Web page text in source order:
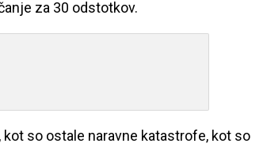
za 30 odstotkov.
so ostale naravne katastrofe, kot so